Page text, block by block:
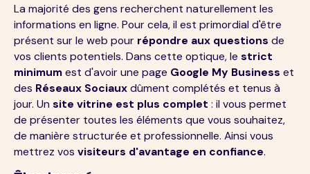
La majorité des gens recherchent naturellement les
informations en ligne. Pour cela, il est primordial d'être
présent sur le web pour répondre aux questions de
vos clients potentiels. Dans cette optique, le strict
minimumest d'avoir une page Google My Business et
des Réseaux Sociauxdûment complétés et tenus à
jour. Un site vitrine est plus complet : il vous permet
de présenter toutes les éléments que vous souhaitez,
de manière structurée et professionnelle. Ainsi vous
mettrez vos visiteurs d'avantage en confiance.